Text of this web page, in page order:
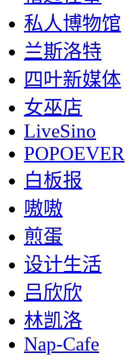
私人博物馆
兰斯洛特
四叶新媒体
女巫店
LiveSino
POPOEVER
白板报
嗷嗷
煎蛋
设计生活
吕欣欣
林凯洛
Nap-Cafe